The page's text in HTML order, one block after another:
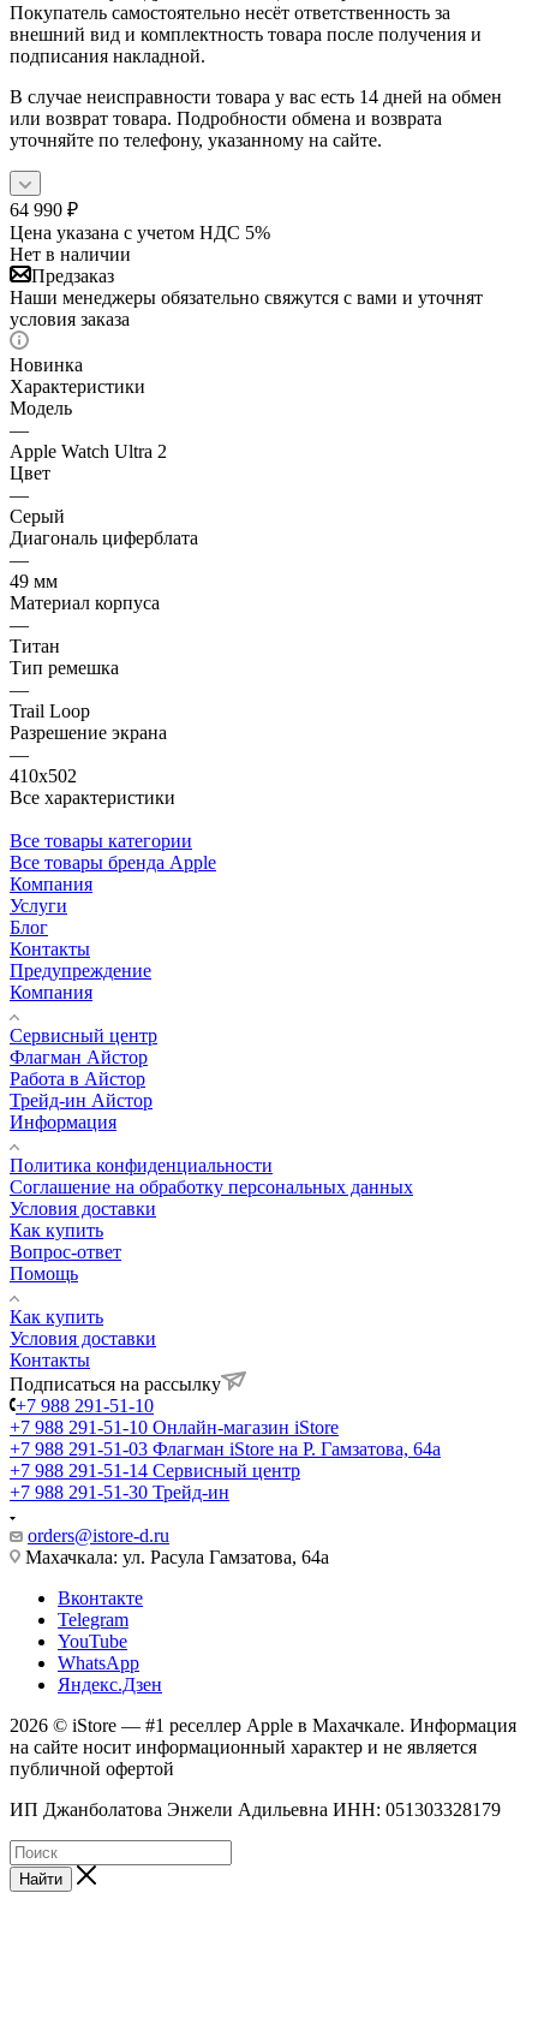
Покупатель самостоятельно несёт ответственность за
внешний вид и комплектность товара после получения и
подписания накладной.
В случае неисправности товара у вас есть 14 дней на обмен
или возврат товара. Подробности обмена и возврата
уточняйте по телефону, указанному на сайте.
64 990 ₽
Цена указана с учетом НДС 5%
Нет в наличии
Предзаказ
Наши менеджеры обязательно свяжутся с вами и уточнят
условия заказа
Новинка
Характеристики
Модель
—
Apple Watch Ultra 2
Цвет
—
Серый
Диагональ циферблата
—
49 мм
Материал корпуса
—
Титан
Тип ремешка
—
Trail Loop
Разрешение экрана
—
410х502
Все характеристики
Все товары категории
Все товары бренда Apple
Компания
Услуги
Блог
Контакты
Предупреждение
Компания
Сервисный центр
Флагман Айстор
Работа в Айстор
Трейд-ин Айстор
Информация
Политика конфиденциальности
Соглашение на обработку персональных данных
Условия доставки
Как купить
Вопрос-ответ
Помощь
Как купить
Условия доставки
Контакты
Подписаться на рассылку
+7 988 291-51-10
+7 988 291-51-10 Онлайн-магазин iStore
+7 988 291-51-03 Флагман iStore на Р. Гамзатова, 64а
+7 988 291-51-14 Сервисный центр
+7 988 291-51-30 Трейд-ин
orders@istore-d.ru
Махачкала: ул. Расула Гамзатова, 64а
Вконтакте
Telegram
YouTube
WhatsApp
Яндекс.Дзен
2026 © iStore — #1 реселлер Apple в Махачкале. Информация
на сайте носит информационный характер и не является
публичной офертой
ИП Джанболатова Энжели Адильевна ИНН: 051303328179
Найти